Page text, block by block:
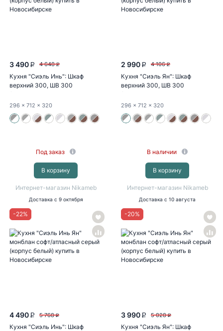
3 490 P 4 648 P
Кухня "Сиэль Инь": Шкаф
верхний 300, ШВ 300
(монблан...
296 x 712 x 320
Под заказ
В корзину
Интернет-магазин Nikameb
Доставка с 9 октября
2 990 P 4 106 P
Кухня "Сиэль Ян": Шкаф
верхний 300, ШВ 300
(монблан...
296 x 712 x 320
В наличии
В корзину
Интернет-магазин Nikameb
Доставка с 10 августа
-22%
4 490 P 5 768 P
Кухня "Сиэль Инь": Шкаф
-20%
3 990 P 5 028 P
Кухня "Сиэль Ян": Шкаф